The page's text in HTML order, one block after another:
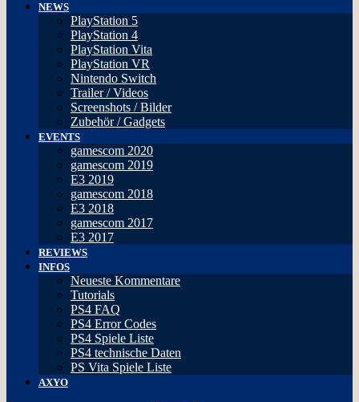
NEWS
PlayStation 5
PlayStation 4
PlayStation Vita
PlayStation VR
Nintendo Switch
Trailer / Videos
Screenshots / Bilder
Zubehör / Gadgets
EVENTS
gamescom 2020
gamescom 2019
E3 2019
gamescom 2018
E3 2018
gamescom 2017
E3 2017
REVIEWS
INFOS
Neueste Kommentare
Tutorials
PS4 FAQ
PS4 Error Codes
PS4 Spiele Liste
PS4 technische Daten
PS Vita Spiele Liste
AXYO